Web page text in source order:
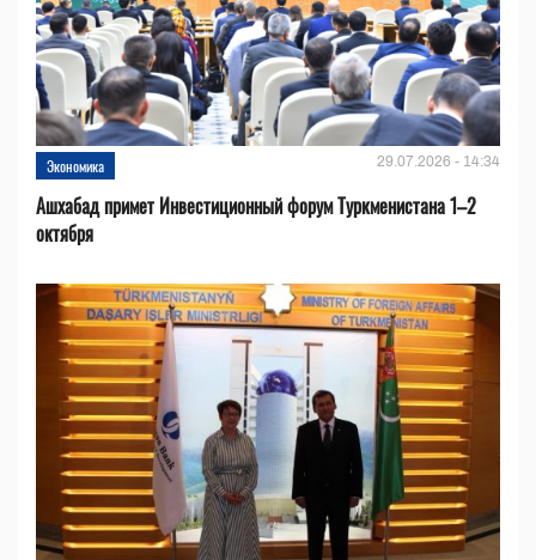
Экономика 29.07.2026 - 14:34
Ашхабад примет Инвестиционный форум Туркменистана 1–2
октября